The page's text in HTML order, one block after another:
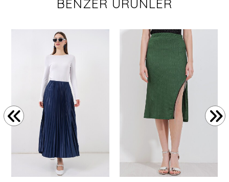
BENZER ÜRÜNLER